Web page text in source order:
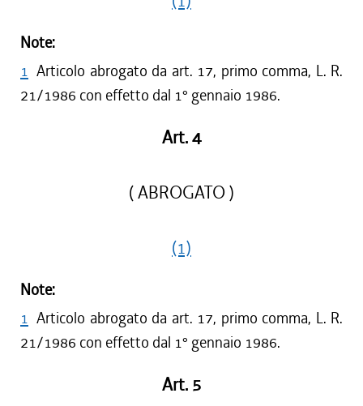
Note:
1 Articolo abrogato da art. 17, primo comma, L. R.
21/1986 con effetto dal 1° gennaio 1986.
Art. 4
( ABROGATO )
(1)
Note:
1 Articolo abrogato da art. 17, primo comma, L. R.
21/1986 con effetto dal 1° gennaio 1986.
Art. 5